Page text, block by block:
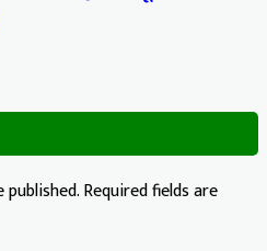
Required fields are